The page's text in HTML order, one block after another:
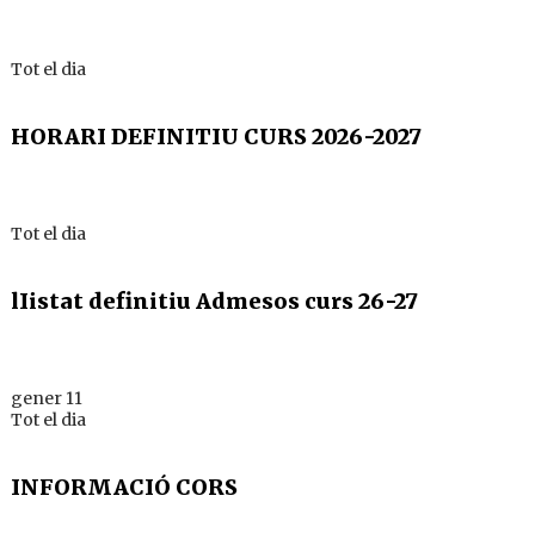
Tot el dia
HORARI DEFINITIU CURS 2026-2027
Tot el dia
lIistat definitiu Admesos curs 26-27
gener 11
Tot el dia
INFORMACIÓ CORS